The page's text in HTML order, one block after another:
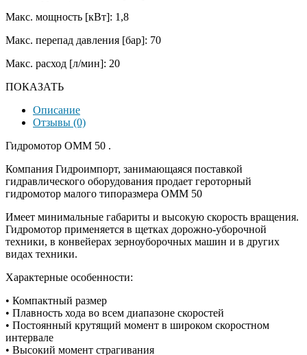
Макс. мощность [кВт]: 1,8
Макс. перепад давления [бар]: 70
Макс. расход [л/мин]: 20
ПОКАЗАТЬ
Описание
Отзывы (0)
Гидромотор OMM 50 .
Компания Гидроимпорт, занимающаяся поставкой
гидравлического оборудования продает героторный
гидромотор малого типоразмера OMM 50
Имеет минимальные габариты и высокую скорость вращения.
Гидромотор применяется в щетках дорожно-уборочной
техники, в конвейерах зерноуборочных машин и в других
видах техники.
Характерные особенности:
• Компактный размер
• Плавность хода во всем диапазоне скоростей
• Постоянный крутящий момент в широком скоростном
интервале
• Высокий момент страгивания